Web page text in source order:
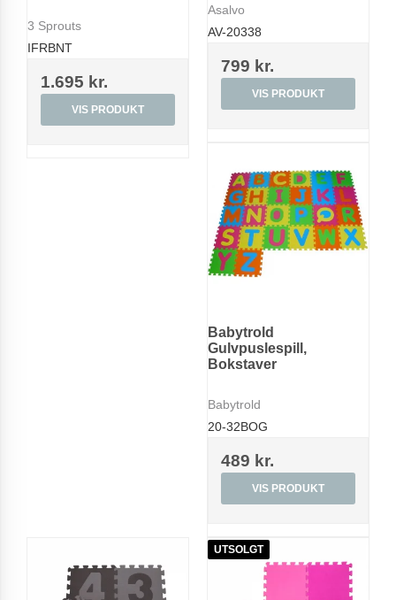
3 Sprouts
IFRBNT
1.695 kr.
VIS PRODUKT
Asalvo
AV-20338
799 kr.
VIS PRODUKT
Babytrold
Gulvpuslespill,
Bokstaver
Babytrold
20-32BOG
489 kr.
VIS PRODUKT
UTSOLGT